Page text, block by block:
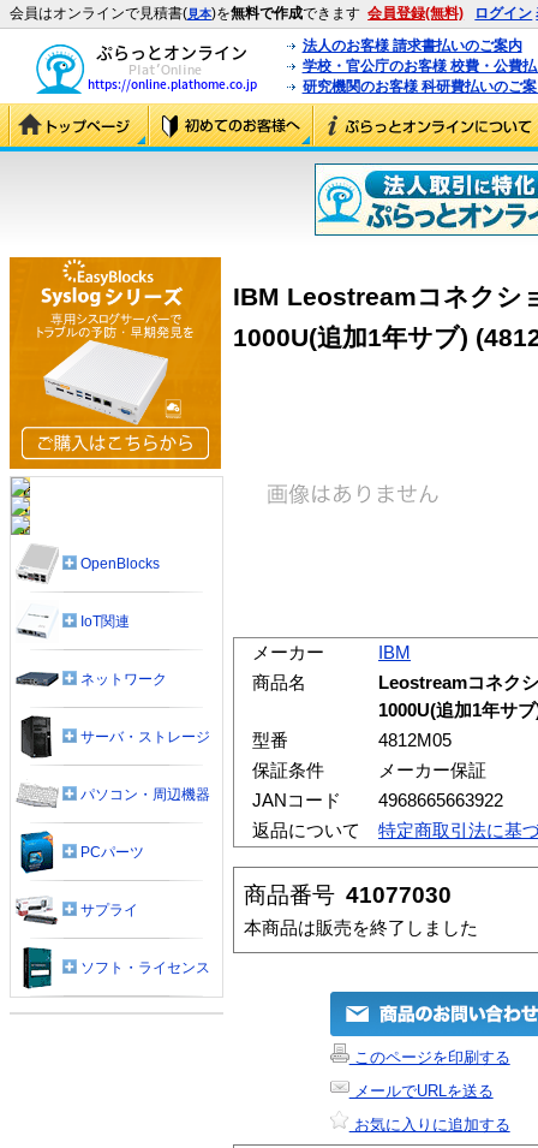
会員はオンラインで見積書(見本)を無料で作成できます 会員登録(無料) ログイン
法人のお客様 請求書払いのご案内
学校・官公庁のお客様 校費・公費
研究機関のお客様 科研費払いのご
IBM Leostreamコネクシ
1000U(追加1年サブ)
メーカー
IBM
商品名
Leostreamコネク
1000U(追加1年サ
型番
4812M05
保証条件
メーカー保証
JANコード
4968665663922
返品について
特定商取引法に基
商品番号 41077030
本商品は販売を終了しました
このページを印刷する
メールでURLを送る
お気に入りに追加する
OpenBlocks
IoT関連
ネットワーク
サーバ・ストレージ
パソコン・周辺機器
PCパーツ
サプライ
ソフト・ライセンス